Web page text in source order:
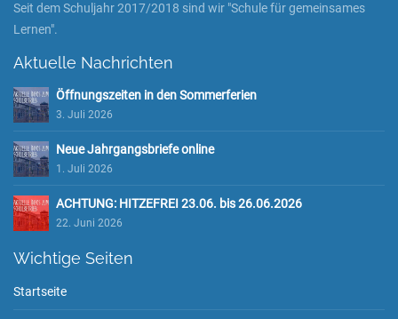
Seit dem Schuljahr 2017/2018 sind wir "Schule für gemeinsames
Lernen".
Aktuelle Nachrichten
Öffnungszeiten in den Sommerferien
3. Juli 2026
Neue Jahrgangsbriefe online
1. Juli 2026
ACHTUNG: HITZEFREI 23.06. bis 26.06.2026
22. Juni 2026
Wichtige Seiten
Startseite